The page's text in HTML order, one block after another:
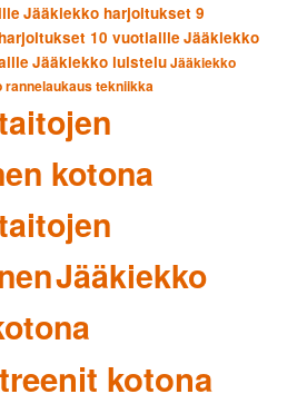
Jääkiekko harjoitukset 9
10 vuotiaille Jääkiekko
Jääkiekko luisteluJääkiekko
rannelaukaus tekniikka
kotona
Jääkiekko
kotona